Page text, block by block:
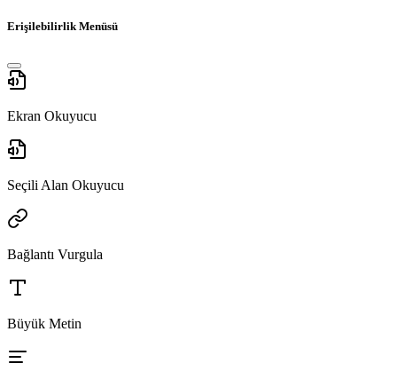
Erişilebilirlik Menüsü
Ekran Okuyucu
Seçili Alan Okuyucu
Bağlantı Vurgula
Büyük Metin